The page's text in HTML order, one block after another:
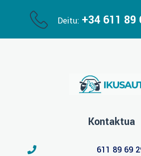
Deitu: +34 611 89
Kontaktua
611 89 69